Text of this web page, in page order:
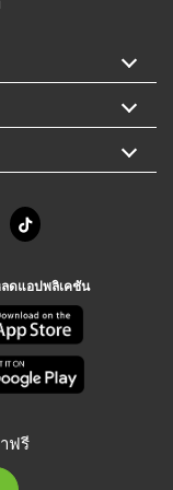
ดแอปพลิเคชัน
ฟรี